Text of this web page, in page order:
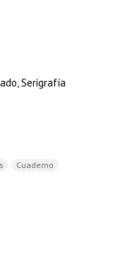
Serigrafía
Cuaderno